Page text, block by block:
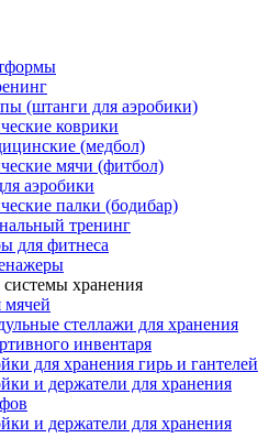
(штанги для аэробики)
коврики
(медбол)
мячи (фитбол)
аэробики
палки (бодибар)
тренинг
для фитнеса
хранения
мячей
стеллажи для хранения
инвентаря
для хранения гирь и гантелей
и держатели для хранения
и держатели для хранения